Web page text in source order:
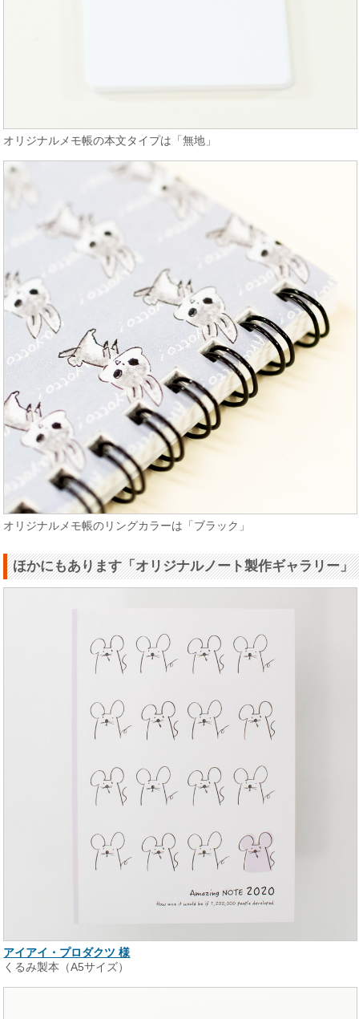
オリジナルメモ帳の本文タイプは「無地」
オリジナルメモ帳のリングカラーは「ブラック」
ほかにもあります「オリジナルノート製作ギャラリー」
アイアイ・プロダクツ 様
くるみ製本（A5サイズ）